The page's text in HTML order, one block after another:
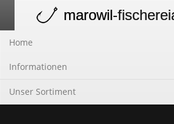
navigation
marowil-
Home
Informationen
Unser Sortiment